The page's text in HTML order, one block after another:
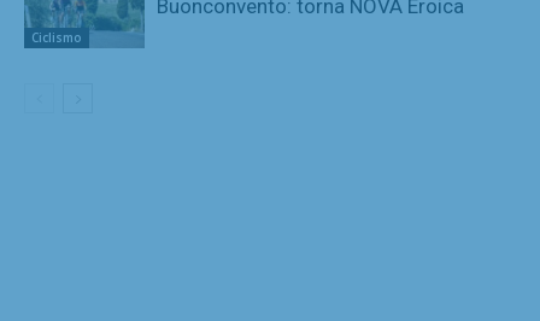
Ciclismo
Buonconvento: torna NOVA Eroica